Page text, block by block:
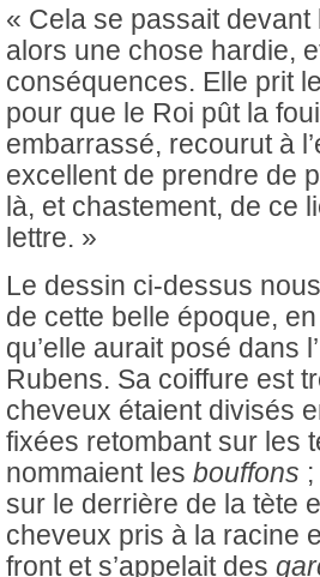
« Cela se passait devant
alors une chose hardie,
conséquences. Elle prit
pour que le Roi pût la
embarrassé, recourut à
excellent de prendre de
là, et chastement, de ce
lettre. »
Le dessin ci-dessus
de cette belle époque,
qu’elle aurait posé dans
Rubens. Sa coiffure est
cheveux étaient divisés
fixées retombant sur les
nommaient les bouffons
sur le derrière de la tète
cheveux pris à la racine
front et s’appelait des